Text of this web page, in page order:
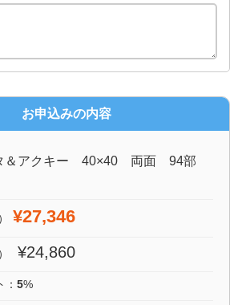
お申込みの内容
タ＆アクキー 40×40 両面 94部
¥27,346
¥24,860
5%